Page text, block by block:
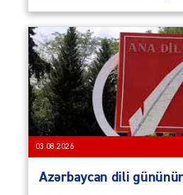
03.08.2026
Azərbaycan dili